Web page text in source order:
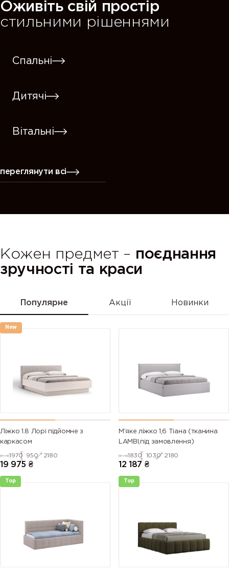
Оживіть свій простір
стильними рішеннями
Спальні
Дитячі
Вітальні
переглянути всі
Кожен предмет – поєднання
зручності та краси
Популярне Акції Новинки
New
Ліжко 1.8 Лорі підйомне з
каркасом
1970 950 2180
19 975 ₴
М’яке ліжко 1,6 Тіана (тканина
LAMBI,під замовлення)
1830 1030 2180
12 187 ₴
Top Top